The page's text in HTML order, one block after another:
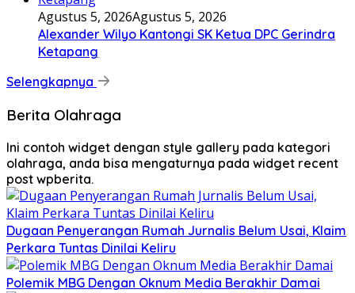
Agustus 5, 2026Agustus 5, 2026
Alexander Wilyo Kantongi SK Ketua DPC Gerindra
Ketapang
Selengkapnya
Berita Olahraga
Ini contoh widget dengan style gallery pada kategori
olahraga, anda bisa mengaturnya pada widget recent
post wpberita.
Dugaan Penyerangan Rumah Jurnalis Belum Usai, Klaim
Perkara Tuntas Dinilai Keliru
Polemik MBG Dengan Oknum Media Berakhir Damai